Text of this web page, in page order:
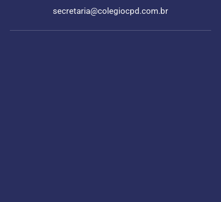
secretaria@colegiocpd.com.br